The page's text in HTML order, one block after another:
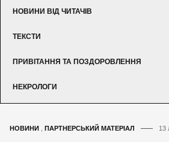
НОВИНИ ВІД ЧИТАЧІВ
ТЕКСТИ
ПРИВІТАННЯ ТА ПОЗДОРОВЛЕННЯ
НЕКРОЛОГИ
НОВИНИ ПАРТНЕРСЬКИЙ МАТЕРІАЛ 13